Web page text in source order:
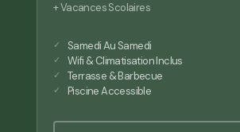
+ Vacances Scolaires
Samedi Au Samedi
Wifi & Climatisation Inclus
Terrasse & Barbecue
Piscine Accessible